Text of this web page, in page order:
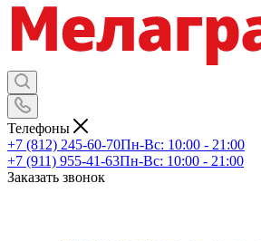
Телефоны
+7 (812) 245-60-70Пн-Вс: 10:00 - 21:00
+7 (911) 955-41-63Пн-Вс: 10:00 - 21:00
Заказать звонок